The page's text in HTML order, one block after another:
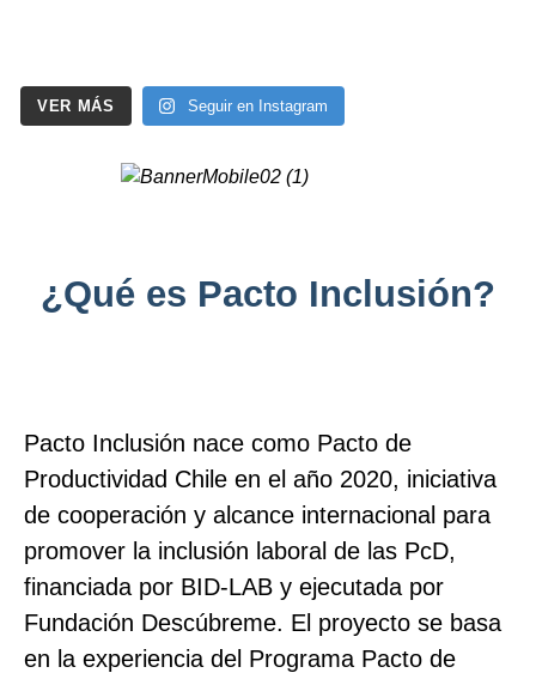
VER MÁS Seguir en Instagram
¿Qué es Pacto Inclusión?
Pacto Inclusión nace como Pacto de
Productividad Chile en el año 2020, iniciativa
de cooperación y alcance internacional para
promover la inclusión laboral de las PcD,
financiada por BID-LAB y ejecutada por
Fundación Descúbreme. El proyecto se basa
en la experiencia del Programa Pacto de